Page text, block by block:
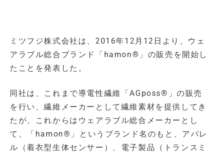
ミツフジ株式会社は、2016年12月12日より、ウェ
アラブル総合ブランド「hamon®」の販売を開始し
たことを発表した。
同社は、これまで導電性繊維「AGposs®」の販売
を行い、繊維メーカーとして繊維素材を提供してき
たが、これからはウェアラブル総合メーカーとし
て、「hamon®」というブランド名のもと、アパレ
ル（着衣型生体センサー）、電子製品（トランスミ